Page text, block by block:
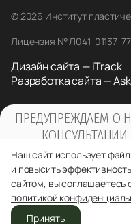
© 2026 Институт
Лицензия № Л041-01137-
Дизайн сайта — iTrack
Разработка сайта —
ПРЕДУПРЕЖДАЕМ О
КОНСУЛЬТАЦИИ
ПО
Наш сайт использует
и повысить
сайтом, вы соглашаетесь
политикой
Принять